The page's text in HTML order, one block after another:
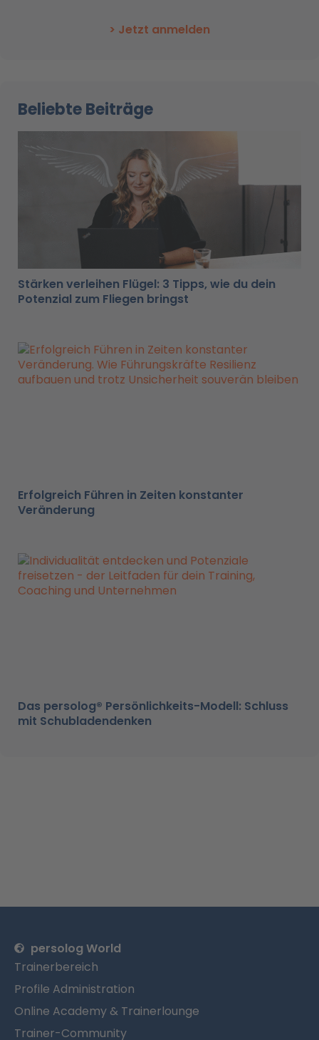
> Jetzt anmelden
Beliebte Beiträge
Stärken verleihen Flügel: 3 Tipps, wie du dein
Potenzial zum Fliegen bringst
Erfolgreich Führen in Zeiten konstanter
Veränderung
Das persolog® Persönlichkeits-Modell: Schluss
mit Schubladendenken
persolog World
Trainerbereich
Profile Administration
Online Academy & Trainerlounge
Trainer-Community